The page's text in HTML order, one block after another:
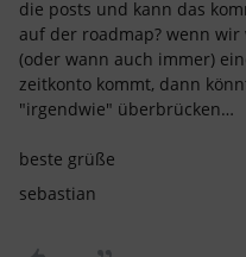
die posts und kann das
auf der roadmap? wenn wir
(oder wann auch immer)
zeitkonto kommt, dann
"irgendwie" überbrücken…
beste grüße
sebastian